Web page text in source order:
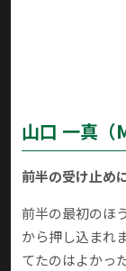
山口 一真 （
前半の受け止め
前半の最初のほ
から押し込まれ
てたのはよかっ